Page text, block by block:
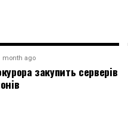
month ago
закупить серверів